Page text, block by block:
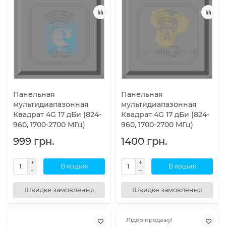
Панельная
мультидиапазонная
Квадрат 4G 17 дБи (824-
960, 1700-2700 МГц)
999 грн.
В кошик
Швидке замовлення
Панельная
мультидиапазонная
Квадрат 4G 17 дБи (824-
960, 1700-2700 МГц)
1400 грн.
В кошик
Швидке замовлення
Лідер продажу!